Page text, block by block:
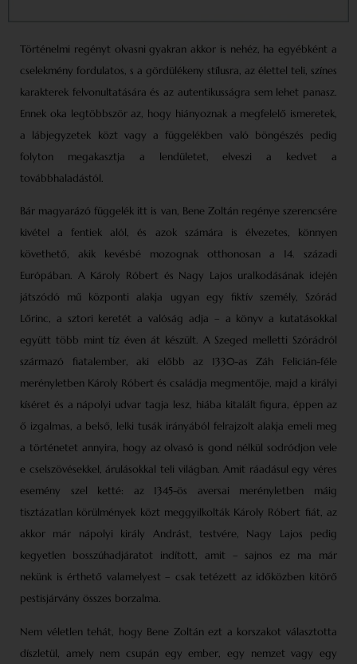
Történelmi regényt olvasni gyakran akkor is nehéz, ha egyébként a
cselekmény fordulatos, s a gördülékeny stílusra, az élettel teli, színes
karakterek felvonultatására és az autentikusságra sem lehet panasz.
Ennek oka legtöbbször az, hogy hiányoznak a megfelelő ismeretek,
a lábjegyzetek közt vagy a függelékben való böngészés pedig
folyton megakasztja a lendületet, elveszi a kedvet a
továbbhaladástól.
Bár magyarázó függelék itt is van, Bene Zoltán regénye szerencsére
kivétel a fentiek alól, és azok számára is élvezetes, könnyen
követhető, akik kevésbé mozognak otthonosan a 14. századi
Európában. A Károly Róbert és Nagy Lajos uralkodásának idején
játszódó mű központi alakja ugyan egy fiktív személy, Szórád
Lőrinc, a sztori keretét a valóság adja – a könyv a kutatásokkal
együtt több mint tíz éven át készült. A Szeged melletti Szórádról
származó fiatalember, aki előbb az 1330-as Záh Felicián-féle
merényletben Károly Róbert és családja megmentője, majd a királyi
kíséret és a nápolyi udvar tagja lesz, hiába kitalált figura, éppen az
ő izgalmas, a belső, lelki tusák irányából felrajzolt alakja emeli meg
a történetet annyira, hogy az olvasó is gond nélkül sodródjon vele
e cselszövésekkel, árulásokkal teli világban. Amit ráadásul egy véres
esemény szel ketté: az 1345-ös aversai merényletben máig
tisztázatlan körülmények közt meggyilkolták Károly Róbert fiát, az
akkor már nápolyi király Andrást, testvére, Nagy Lajos pedig
kegyetlen bosszúhadjáratot indított, amit – sajnos ez ma már
nekünk is érthető valamelyest – csak tetézett az időközben kitörő
pestisjárvány összes borzalma.
Nem véletlen tehát, hogy Bene Zoltán ezt a korszakot választotta
díszletül, amely nem csupán egy ember, egy nemzet vagy egy